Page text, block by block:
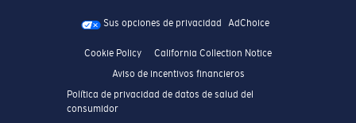
Sus opciones de privacidad AdChoice
Cookie Policy
California Collection Notice
Aviso de incentivos financieros
Política de privacidad de datos de salud del
consumidor